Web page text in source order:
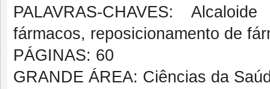
PALAVRAS-CHAVES:
fármacos, reposicionamento de
PÁGINAS: 60
GRANDE ÁREA: Ciências da